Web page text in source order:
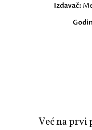
Izdavač:
Već na prvi